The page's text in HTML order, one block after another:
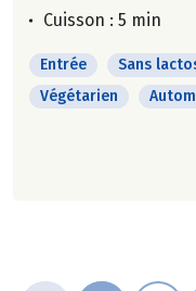
Cuisson : 5 min
Entrée Sans
Végétarien